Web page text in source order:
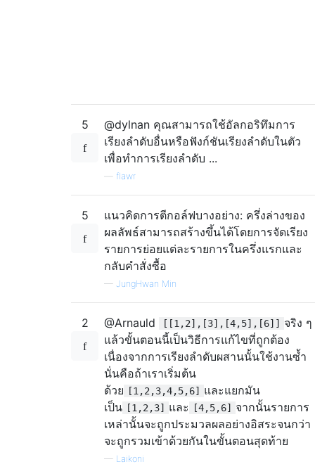
5
@dylnan คุณสามารถใช้อัลกอริทึมการ
เรียงลำดับอื่นหรือฟังก์ชันเรียงลำดับในตัว
เพื่อทำการเรียงลำดับ ...
flawr
5
แนวคิดการตีกอล์ฟบางอย่าง: ครึ่งล่างของ
ผลลัพธ์สามารถสร้างขึ้นได้โดยการจัดเรียง
รายการย่อยแต่ละรายการในครึ่งแรกและ
กลับคำสั่งซื้อ
— JungHwan Min
2 @Arnauld [[1,2],[3],[4,5],[6]]
จริง ๆ
แล้วขั้นตอนนี้เป็นวิธีการแก้ไขที่ถูกต้อง
เนื่องจากการเรียงลำดับผสานนั้นใช้งานซ้ำ
นั่นคือถ้าเราเริ่มต้น
ด้วย
[1,2,3,4,5,6]
และแยกมัน
เป็น [1,2,3] และ [4,5,6]
จากนั้นรายการ
เหล่านั้นจะถูกประมวลผลอย่างอิสระจนกว่า
จะถูกรวมเข้าด้วยกันในขั้นตอนสุดท้าย
— Laikoni